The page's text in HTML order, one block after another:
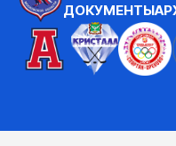
ДОКУМЕНТЫ